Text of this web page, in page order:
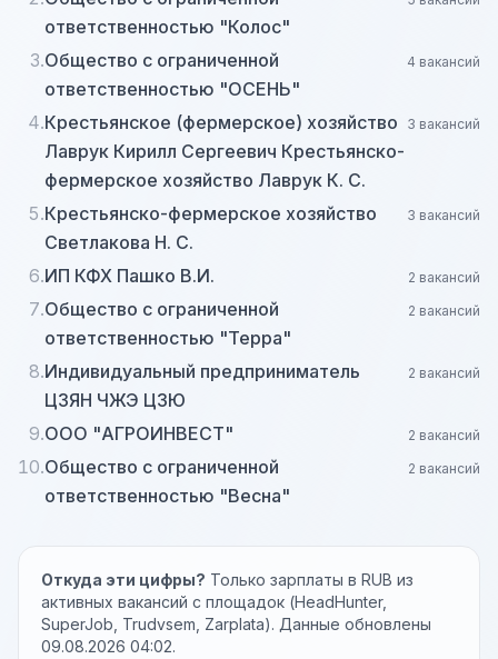
ответственностью "Колос"
3.Общество с ограниченной
ответственностью "ОСЕНЬ"
4 вакансий
4.Крестьянское (фермерское) хозяйство
Лаврук Кирилл Сергеевич Крестьянско-
фермерское хозяйство Лаврук К. С.
3 вакансий
5.Крестьянско-фермерское хозяйство
Светлакова Н. С.
3 вакансий
6.ИП КФХ Пашко В.И. 2 вакансий
7.Общество с ограниченной
ответственностью "Терра"
2 вакансий
8.Индивидуальный предприниматель
ЦЗЯН ЧЖЭ ЦЗЮ
2 вакансий
9.ООО "АГРОИНВЕСТ" 2 вакансий
10.Общество с ограниченной
ответственностью "Весна"
2 вакансий
Откуда эти цифры? Только зарплаты в RUB из
активных вакансий с площадок (HeadHunter,
SuperJob, Trudvsem, Zarplata). Данные обновлены
09.08.2026 04:02.